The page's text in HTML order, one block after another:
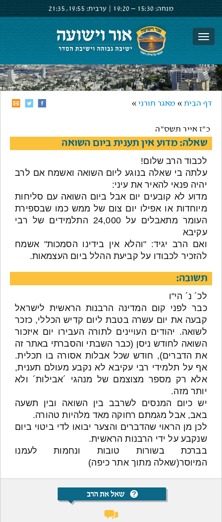
מנחה: 15:30 –
19:20 ערבית: 19:55,
21:35
דף הבית » מאגר תורני »
כ"ז אייר תשס"ה
שאלה: מדוע אין תענית ביום השואה
לכבוד הרב שלום!
עלתה בי שאלה בנוגע ליום השואה ואשמח אם לרב
יהיה פנאי להאיר את עיני:
מדוע לא קובעים יום אבל ביום השואה עם סליחות
מיוחדות או אפילו יום צום של ממש כמו שבספירת
העומר מתאבלים על 24,000 התלמידים של רבי
עקיבא
ואם הרב יגיד: "והלא אין בידינו הסמכות" אשמח
להזכיר לכבודו על קביעת ההלל ביום העצמאות.
תשובה:
לכ´ נ´ הי"ו
כבר לפני קום המדינה הרבנות הראשית לישראל
קבעה את יום עשרה בטבת ליום קדיש הכללי, כזכר
לשואה. יהודים העויינים לתורה העבירו יום איזכור
השואה לחודש ניסן (כבר השבתי והסברתי באתר זה
את הדברים), חודש שכל אבלות אסורה בו תכלית.
אף על תלמידי רבי עקיבא לא נקבע מעולם תענית,
אלא רק מספר מצוצמם של מנהגי ´אבילות´ ולא
יותר מזה.
יש כיום המנסים לשרבב בין השואה ובין תשעה
באב, אבל מגמתם רחוקה מאד מלהיות טהורה.
לכן מן הראוי שהדברים והצער יבואו לדי ביטוי ביום
שנקבע על ידי הרבנות הראשית.
בברכת בשורות טובות ונחמות לעמנו
המיוסר(שאלה מתוך אתר כיפה)